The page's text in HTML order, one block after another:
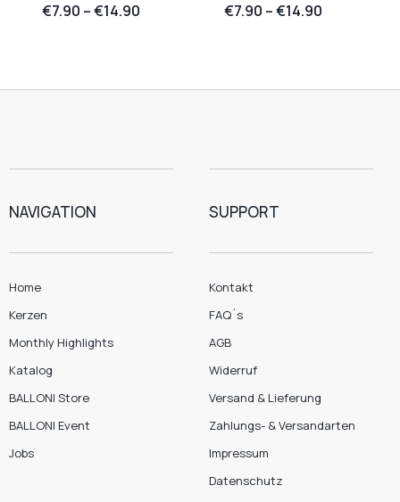
€7.90 –€14.90
€7.90 –€14.90
NAVIGATION
Home
Kerzen
Monthly Highlights
Katalog
BALLONI Store
BALLONI Event
Jobs
SUPPORT
Kontakt
FAQ´s
AGB
Widerruf
Versand & Lieferung
Zahlungs- & Versandarten
Impressum
Datenschutz